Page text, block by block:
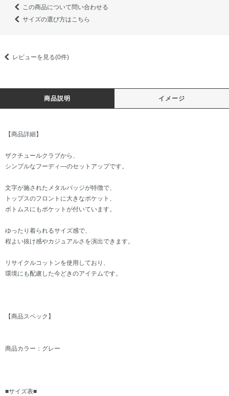
この商品について問い合わせる
サイズの選び方はこちら
レビューを見る(0件)
商品説明 イメージ
【商品詳細】
ザクチュールクラブから、
シンプルなフーディ―のセットアップです。
文字が施されたメタルバッジが特徴で、
トップスのフロントに大きなポケット、
ボトムスにもポケットが付いています。
ゆったり着られるサイズ感で、
程よい抜け感やカジュアルさを演出できます。
リサイクルコットンを使用しており、
環境にも配慮した今どきのアイテムです。
【商品スペック】
商品カラー：グレー
■サイズ表■